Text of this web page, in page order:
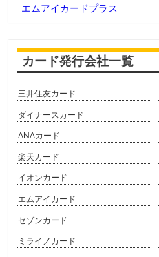
エムアイカードプラス
カード発行会社一覧
三井住友カード
ダイナースカード
ANAカード
楽天カード
イオンカード
エムアイカード
セゾンカード
ミライノカード